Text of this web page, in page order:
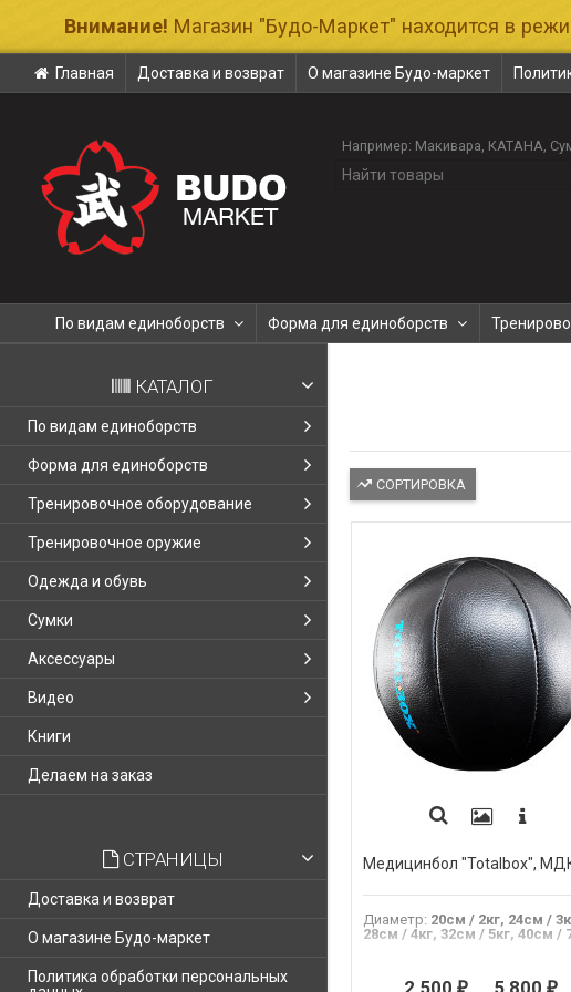
Внимание! Магазин "Будо-Маркет" находится в
Главная Доставка и возврат О магазине Будо-маркет
Например: Макивара КАТАНА
По видам единоборств Форма для единоборств
КАТАЛОГ
По видам единоборств
Форма для единоборств
Тренировочное оборудование
Тренировочное оружие
Одежда и обувь
Сумки
Аксессуары
Видео
Книги
Делаем на заказ
СТРАНИЦЫ
Доставка и возврат
О магазине Будо-маркет
Политика обработки персональных
СОРТИРОВКА
Медицинбол "Totalbox",
Диаметр: 20см / 2кг, 24см /
28см / 4кг, 32см / 5кг, 40см /
2 500 ₽... 5 800 ₽